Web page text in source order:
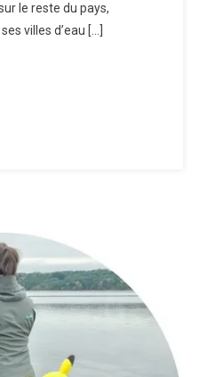
le reste du pays,
villes d’eau […]